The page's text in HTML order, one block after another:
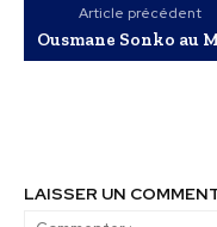
Article précédent
Ousmane Sonko au
LAISSER UN